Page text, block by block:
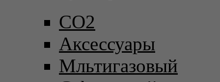
CO2
Аксессуары
Мльтигазовый